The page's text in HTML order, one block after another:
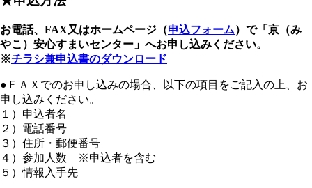
お電話、FAX又はホームページ（申込フォーム）で「京（み
やこ）安心すまいセンター」へお申し込みください。
※チラシ兼申込書のダウンロード
●ＦＡＸでのお申し込みの場合、以下の項目をご記入の上、お
申し込みください。
１）申込者名
２）電話番号
３）住所・郵便番号
４）参加人数 ※申込者を含む
５）情報入手先